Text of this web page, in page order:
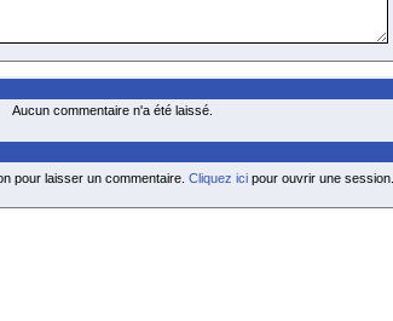
Aucun commentaire n'a été laissé.
pour laisser un commentaire. Cliquez ici pour ouvrir une session.